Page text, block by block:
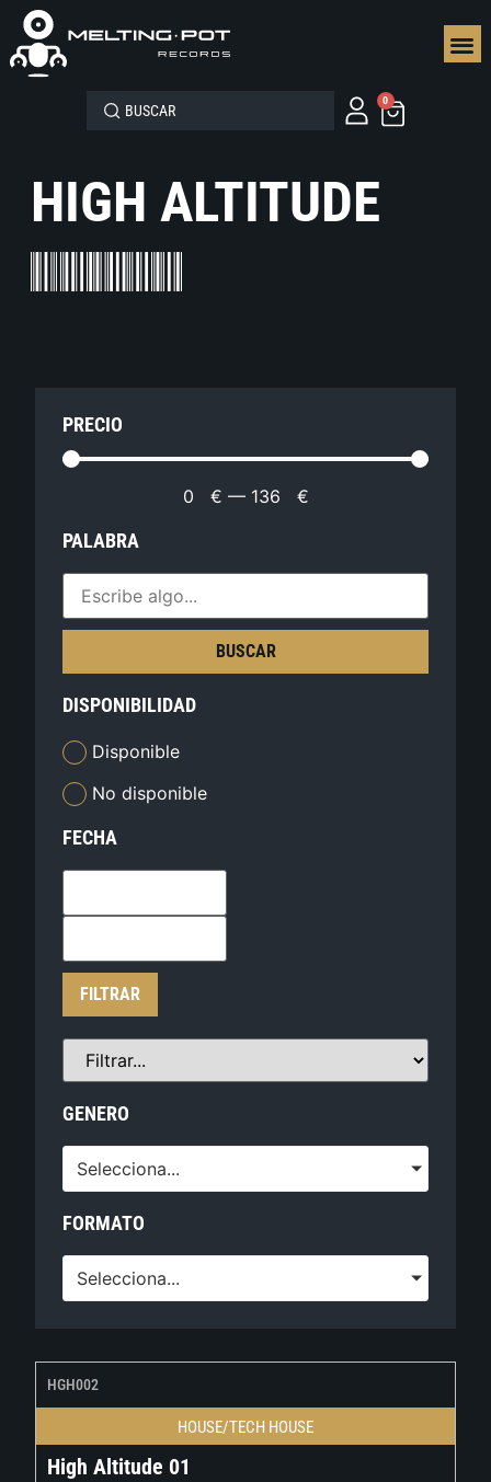
0
HIGH ALTITUDE
PRECIO
0 € — 136 €
PALABRA
BUSCAR
DISPONIBILIDAD
Disponible
No disponible
FECHA
FILTRAR
GENERO
Selecciona...
FORMATO
Selecciona...
HGH002
HOUSE/TECH HOUSE
High Altitude 01